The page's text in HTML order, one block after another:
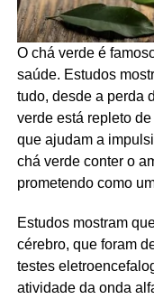
O chá verde é
saúde. Estudos
tudo, desde a perda
verde está repleto
que ajudam a
chá verde conter o
prometendo como
Estudos mostram
cérebro, que foram
testes
atividade da onda